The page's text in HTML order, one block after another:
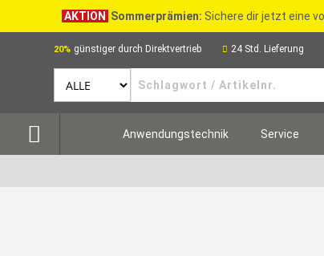
AKTION Sommerprämien: Sichere dir jetzt eine
20% günstiger durch Direktvertrieb 24 Std. Lieferung
Anwendungstechnik Service